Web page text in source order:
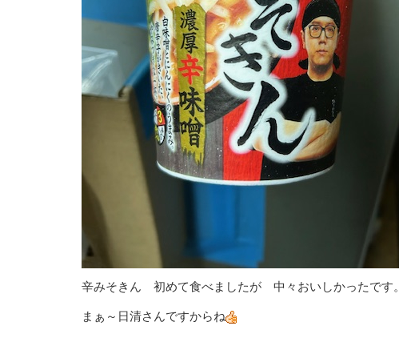
辛みそきん 初めて食べましたが 中々おいしかったです。
まぁ～日清さんですからね